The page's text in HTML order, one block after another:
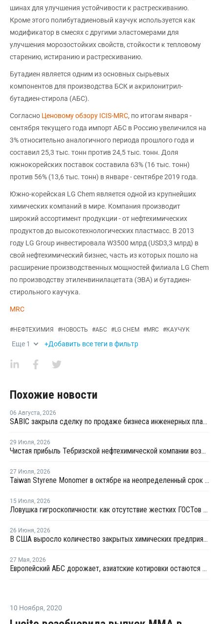
шинах для улучшения устойчивости к растрескиванию.
Кроме этого полибутадиеновый каучук используется как
модификатор в смесях с другими эластомерами для
улучшения морозостойких свойств, стойкости к тепловому
старению, истиранию и растрескиванию.
Бутадиен является одним из основных сырьевых
компонентов для производства БСК и акрилонитрил-
бутадиен-стирола (АБС).
Согласно Ценовому обзору ICIS-MRC, по итогам января -
сентября текущего года импорт АБС в Россию увеличился на
3% относительно аналогичного периода прошлого года и
составил 25,3 тыс. тонн против 24,5 тыс. тонн. Доля
южнокорейских поставок составила 63% (16 тыс. тонн)
против 56% (13,6 тыс. тонн) в январе - сентябре 2019 года.
Южно-корейская LG Chem является одной из крупнейших
химических компаний в мире. Компания производит
широкий ассортимент продукции - от нефтехимических
продуктов до высокотехнологических пластмасс. В 2013
году LG Group инвестировала W3500 млрд (USD3,3 млрд) в
свой нефтехимический бизнес, часть из которых пошло на
расширение производственных мощностей филиала LG Chem
по производству этиленвинилацетата (ЭВА) и бутадиен-
стирольного каучука.
MRC
#НЕФТЕХИМИЯ #НОВОСТЬ #АБС #LG CHEM #MRC #КАУЧУК
Еще 1 +Добавить все теги в фильтр
Похожие новости
06 Августа, 2026
SABIC закрыла сделку по продаже бизнеса инженерных пластиков компании Mutares за USD450 млн
29 Июля, 2026
Чистая прибыль Тебризской нефтехимической компании возросла
27 Июля, 2026
Taiwan Styrene Monomer в октябре на неопределенный срок остановит установку EBSM
15 Июля, 2026
Ловушка гигроскопичности: как отсутствие жестких ГОСТов на АБС-пластик превращает дефекты логистики в арбитражные споры
26 Июня, 2026
В США выросло количество закрытых химических предприятий
27 Мая, 2026
Европейский АБС дорожает, азиатские котировки остаются более стабильными
10 Ноября, 2020